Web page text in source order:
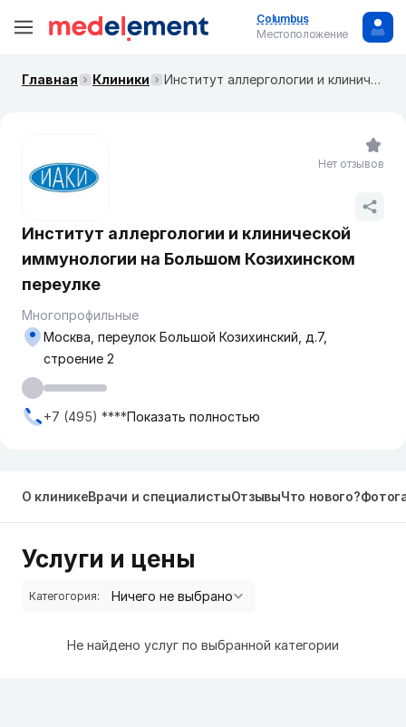
Columbus
Местоположение
Главная Клиники Институт аллергологии и клинической иммунологии на Большом Козихинском переулке
Институт аллергологии и клинической
иммунологии на Большом Козихинском
переулке
Многопрофильные
Москва, переулок ​Большой Козихинский, д.7,
строение 2
+7 (495) ****Показать полностью
Нет отзывов
О клиникеВрачи и специалистыОтзывыЧто нового?
Услуги и цены
Категогория:
Не найдено услуг по выбранной категории